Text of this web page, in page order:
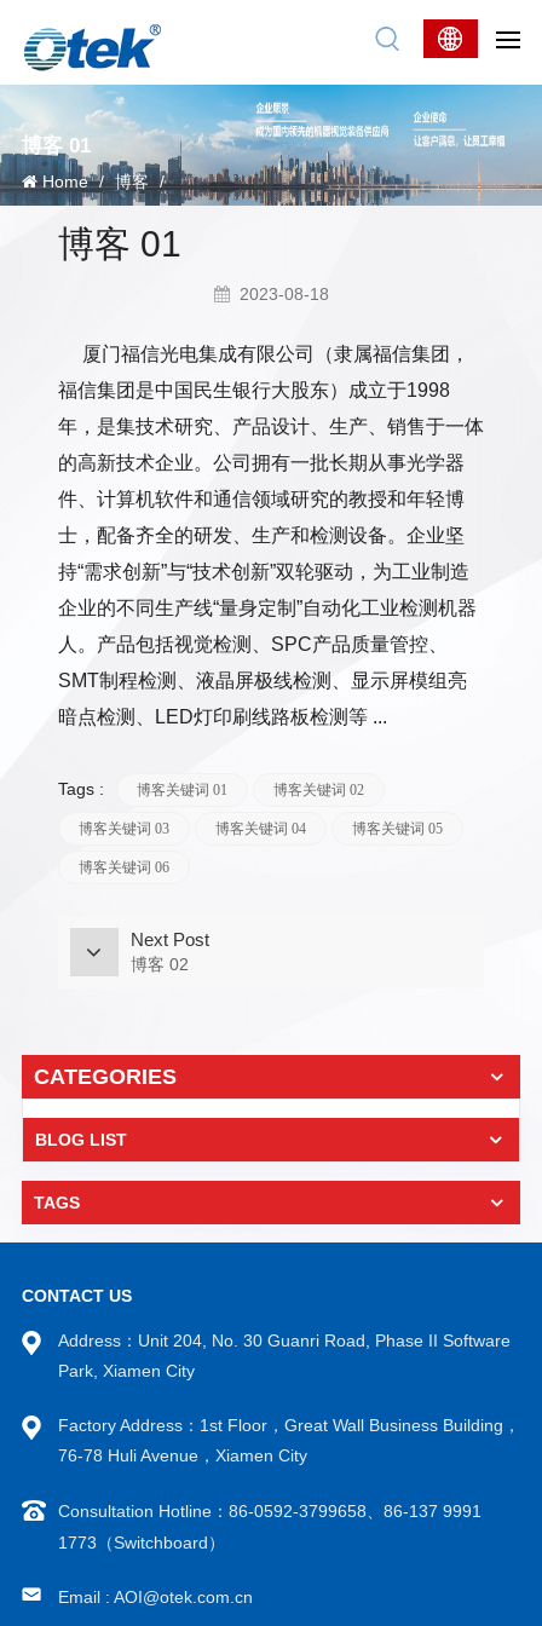
博客 01
Home / 博客 /
博客 01
2023-08-18
厦门福信光电集成有限公司（隶属福信集团，
福信集团是中国民生银行大股东）成立于1998
年，是集技术研究、产品设计、生产、销售于一体
的高新技术企业。公司拥有一批长期从事光学器
件、计算机软件和通信领域研究的教授和年轻博
士，配备齐全的研发、生产和检测设备。企业坚
持“需求创新”与“技术创新”双轮驱动，为工业制造
企业的不同生产线“量身定制”自动化工业检测机器
人。产品包括视觉检测、SPC产品质量管控、
SMT制程检测、液晶屏极线检测、显示屏模组亮
暗点检测、LED灯印刷线路板检测等 ...
Tags : 博客关键词 01 博客关键词 02
博客关键词 03 博客关键词 04 博客关键词 05
博客关键词 06
Next Post
博客 02
CATEGORIES
BLOG LIST
TAGS
CONTACT US
Address：Unit 204, No. 30 Guanri Road, Phase II Software
Park, Xiamen City
Factory Address：1st Floor，Great Wall Business Building，
76-78 Huli Avenue，Xiamen City
Consultation Hotline：86-0592-3799658、86-137 9991
1773（Switchboard）
Email : AOI@otek.com.cn